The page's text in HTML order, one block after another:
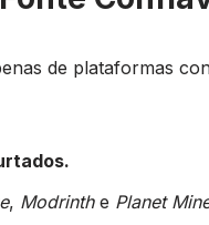
de plataformas
, Modrinthe Planet